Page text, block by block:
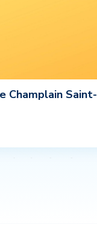
Champlain Saint-